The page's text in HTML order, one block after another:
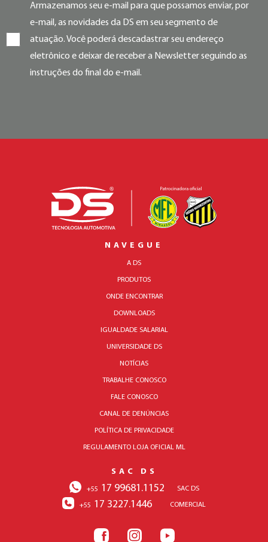
Armazenamos seu e-mail para que possamos enviar, por
e-mail, as novidades da DS em seu segmento de
atuação. Você poderá descadastrar seu endereço
eletrônico e deixar de receber a Newsletter seguindo as
instruções do final do e-mail.
NAVEGUE
A DS
PRODUTOS
ONDE ENCONTRAR
DOWNLOADS
IGUALDADE SALARIAL
UNIVERSIDADE DS
NOTÍCIAS
TRABALHE CONOSCO
FALE CONOSCO
CANAL DE DENÚNCIAS
POLÍTICA DE PRIVACIDADE
REGULAMENTO LOJA OFICIAL ML
SAC DS
+55 17 99681.1152 SAC DS
+55 17 3227.1446 COMERCIAL